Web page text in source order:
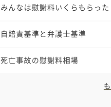
みんなは慰謝料いくらもらった
自賠責基準と弁護士基準
死亡事故の慰謝料相場